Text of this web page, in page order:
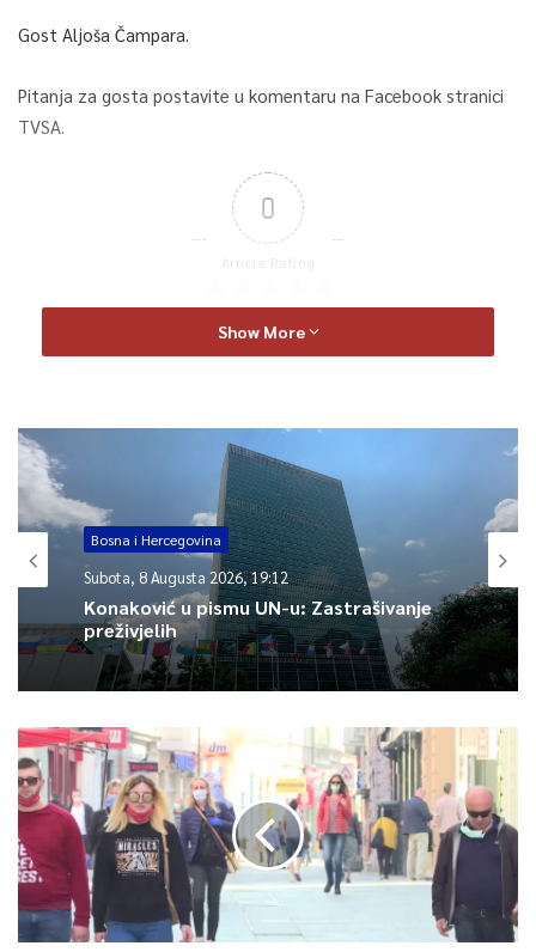
Gost Aljoša Čampara.
Pitanja za gosta postavite u komentaru na Facebook stranici
TVSA.
0
Article Rating
Show More
Bosna i Hercegovina
Subota, 8 Augusta 2026, 19:12
Konaković u pismu UN-u: Zastrašivanje
preživjelih